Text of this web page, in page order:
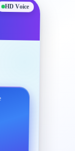
HD Voice